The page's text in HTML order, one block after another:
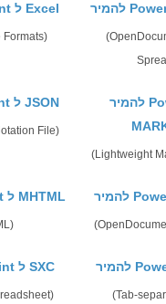
להמיר PowerPoint ל Excel
Formats)
להמיר PowerPoint ל JSON
File)
להמיר PowerPoint ל
(Lightweight
להמיר PowerPoint ל MHTML
להמיר PowerPoint ל SXC
(Tab-